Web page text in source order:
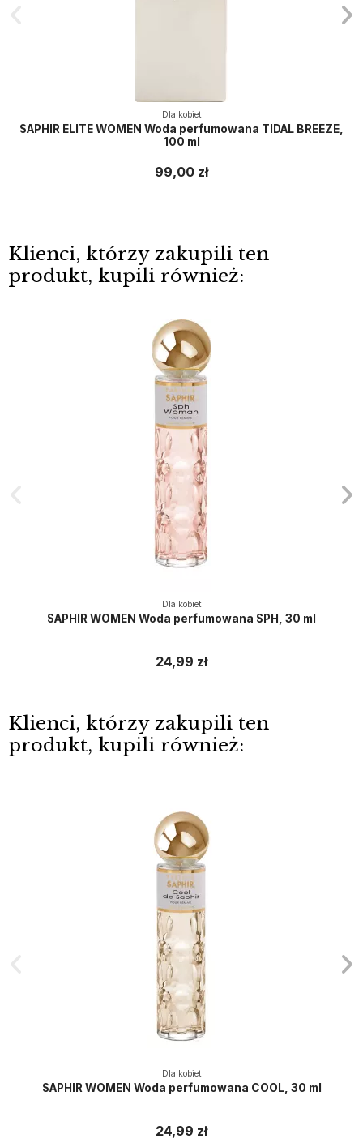
Dla kobiet
SAPHIR ELITE WOMEN Woda perfumowana TIDAL BREEZE,
100 ml
99,00 zł
Klienci, którzy zakupili ten
produkt, kupili również:
Dla kobiet
SAPHIR WOMEN Woda perfumowana SPH, 30 ml
24,99 zł
Klienci, którzy zakupili ten
produkt, kupili również:
Dla kobiet
SAPHIR WOMEN Woda perfumowana COOL, 30 ml
24,99 zł